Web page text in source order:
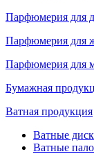
Парфюмерия для
Парфюмерия для
Парфюмерия для
Бумажная
Ватная продукция
Ватные
Ватные